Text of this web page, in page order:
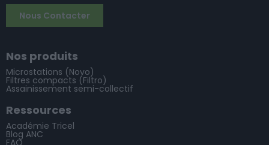
Nous Contacter
Nos produits
Microstations (Novo)
Filtres compacts (Filtro)
Assainissement semi-collectif
Ressources
Académie Tricel
Blog ANC
FAQ